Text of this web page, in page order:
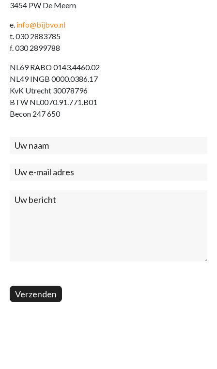
3454 PW De Meern
e. info@bijbvo.nl
t. 030 2883785
f. 030 2899788
NL69 RABO 0143.4460.02
NL49 INGB 0000.0386.17
KvK Utrecht 30078796
BTW NL0070.91.771.B01
Becon 247 650
Contact
Verzenden